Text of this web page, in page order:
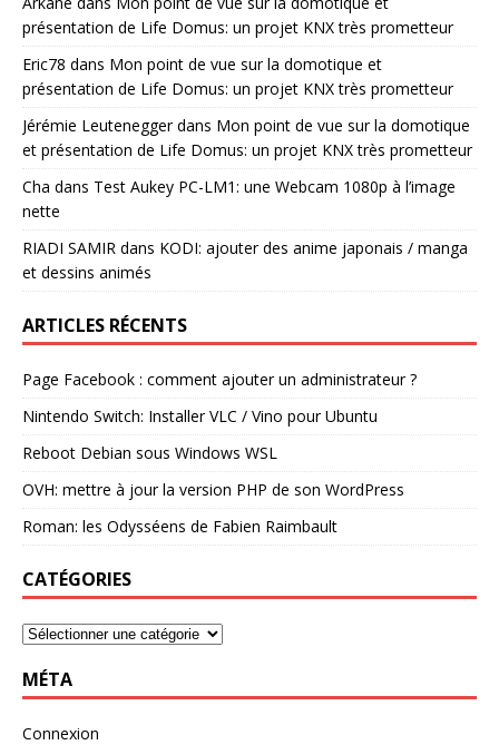
présentation de Life Domus: un projet KNX très prometteur
Eric78 dans Mon point de vue sur la domotique et
présentation de Life Domus: un projet KNX très prometteur
Jérémie Leuteneggerdans Mon point de vue sur la domotique
et présentation de Life Domus: un projet KNX très prometteur
Cha dans Test Aukey PC-LM1: une Webcam 1080p à l’image
nette
RIADI SAMIR dans KODI: ajouter des anime japonais / manga
et dessins animés
ARTICLES RÉCENTS
Page Facebook : comment ajouter un administrateur ?
Nintendo Switch: Installer VLC / Vino pour Ubuntu
Reboot Debian sous Windows WSL
OVH: mettre à jour la version PHP de son WordPress
Roman: les Odysséens de Fabien Raimbault
CATÉGORIES
MÉTA
Connexion